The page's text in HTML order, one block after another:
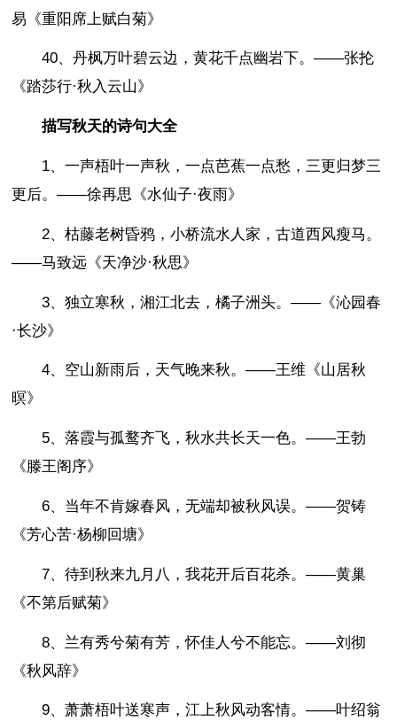
易《重阳席上赋白菊》
40、丹枫万叶碧云边，黄花千点幽岩下。——张抡
《踏莎行·秋入云山》
描写秋天的诗句大全
1、一声梧叶一声秋，一点芭蕉一点愁，三更归梦三
更后。——徐再思《水仙子·夜雨》
2、枯藤老树昏鸦，小桥流水人家，古道西风瘦马。
——马致远《天净沙·秋思》
3、独立寒秋，湘江北去，橘子洲头。——《沁园春
·长沙》
4、空山新雨后，天气晚来秋。——王维《山居秋
暝》
5、落霞与孤鹜齐飞，秋水共长天一色。——王勃
《滕王阁序》
6、当年不肯嫁春风，无端却被秋风误。——贺铸
《芳心苦·杨柳回塘》
7、待到秋来九月八，我花开后百花杀。——黄巢
《不第后赋菊》
8、兰有秀兮菊有芳，怀佳人兮不能忘。——刘彻
《秋风辞》
9、萧萧梧叶送寒声，江上秋风动客情。——叶绍翁